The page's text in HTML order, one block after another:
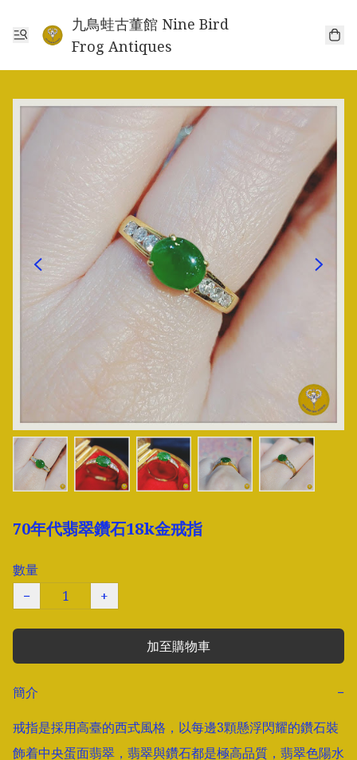
九鳥蛙古董館 Nine Bird
Frog Antiques
70年代翡翠鑽石18k金戒指
數量
−
+
加至購物車
簡介
−
戒指是採用高臺的西式風格，以每邊3顆懸浮閃耀的鑽石裝
飾着中央蛋面翡翠，翡翠與鑽石都是極高品質，翡翠色陽水